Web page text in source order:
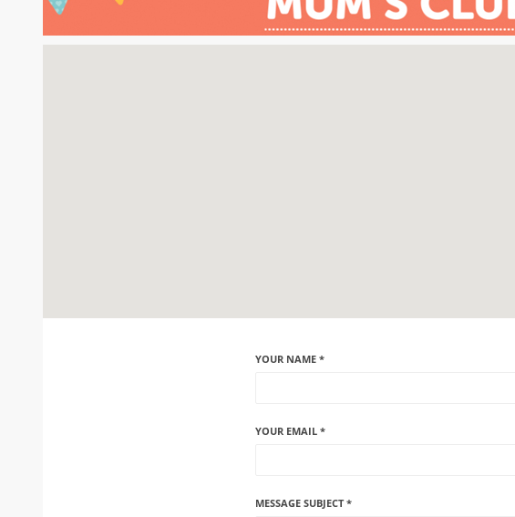
YOUR NAME *
YOUR EMAIL *
MESSAGE SUBJECT *